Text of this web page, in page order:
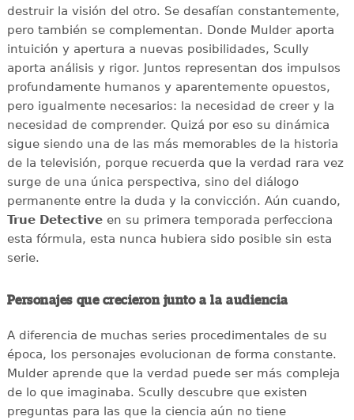
destruir la visión del otro. Se desafían constantemente,
pero también se complementan. Donde Mulder aporta
intuición y apertura a nuevas posibilidades, Scully
aporta análisis y rigor. Juntos representan dos impulsos
profundamente humanos y aparentemente opuestos,
pero igualmente necesarios: la necesidad de creer y la
necesidad de comprender. Quizá por eso su dinámica
sigue siendo una de las más memorables de la historia
de la televisión, porque recuerda que la verdad rara vez
surge de una única perspectiva, sino del diálogo
permanente entre la duda y la convicción. Aún cuando,
True Detectiveen su primera temporada perfecciona
esta fórmula, esta nunca hubiera sido posible sin esta
serie.
Personajes que crecieron junto a la audiencia
A diferencia de muchas series procedimentales de su
época, los personajes evolucionan de forma constante.
Mulder aprende que la verdad puede ser más compleja
de lo que imaginaba. Scully descubre que existen
preguntas para las que la ciencia aún no tiene